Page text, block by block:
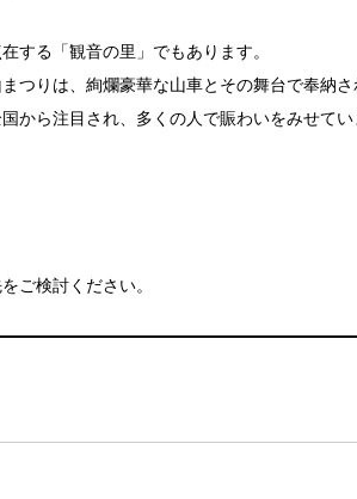
する「観音の里」でもあります。
りは、絢爛豪華な山車とその舞台で奉納さ
から注目され、多くの人で賑わいをみせて
ご検討ください。